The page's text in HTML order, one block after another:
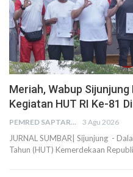
Meriah, Wabup
Kegiatan HUT RI Ke-81
PEMRED SAPTARIUS 3 Agu 2026
JURNAL SUMBAR| Sijunjung -
Tahun (HUT) Kemerdekaan